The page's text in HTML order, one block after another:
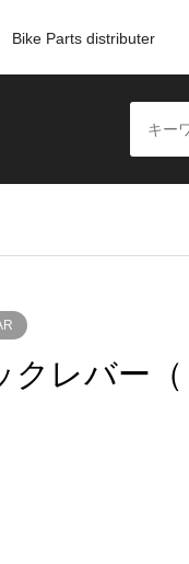
Bike Parts distributer
レバー（